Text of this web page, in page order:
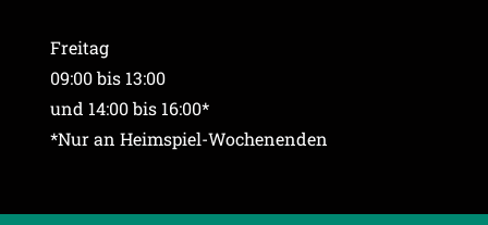
Freitag
09:00 bis 13:00
und 14:00 bis 16:00*
*Nur an Heimspiel-Wochenenden